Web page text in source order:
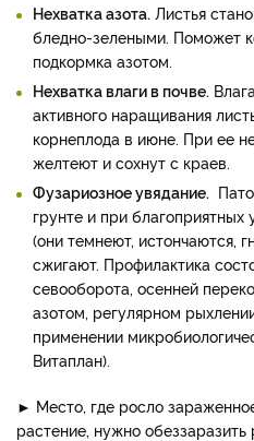
Нехватка азота. Листья
бледно-зелеными. Поможет
подкормка азотом.
Нехватка влаги в почве.
активного наращивания
корнеплода в июне. При ее
желтеют и сохнут с краев.
Фузариозное увядание.
грунте и при
(они темнеют, истончаются,
сжигают. Профилактика
севооборота, осенней
азотом, регулярном
применении
Витаплан).
► Место, где росло
растение, нужно